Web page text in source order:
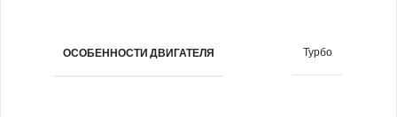
ОСОБЕННОСТИ ДВИГАТЕЛЯ Турбо